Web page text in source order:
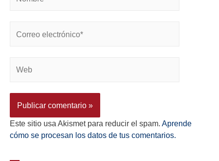
Este sitio usa Akismet para reducir el spam. Aprende
cómo se procesan los datos de tus comentarios.